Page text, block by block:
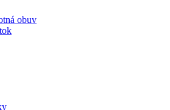
obuv